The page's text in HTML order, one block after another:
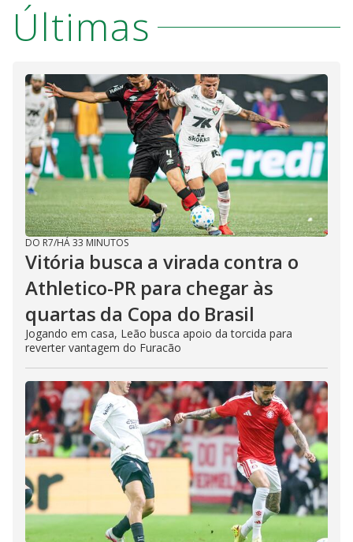
Últimas
DO R7/HÁ 33 MINUTOS
Vitória busca a virada contra o
Athletico-PR para chegar às
quartas da Copa do Brasil
Jogando em casa, Leão busca apoio da torcida para
reverter vantagem do Furacão